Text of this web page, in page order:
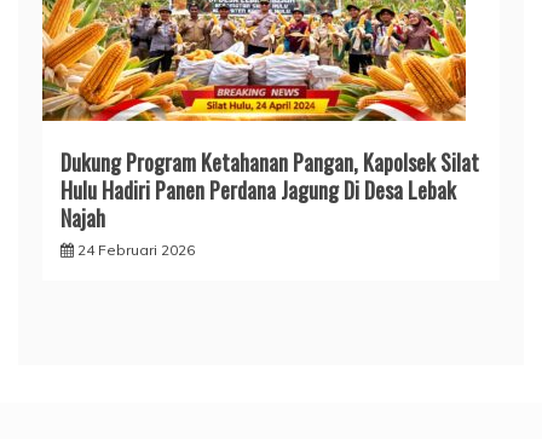
Dukung Program Ketahanan Pangan, Kapolsek Silat
Hulu Hadiri Panen Perdana Jagung Di Desa Lebak
Najah
24 Februari 2026